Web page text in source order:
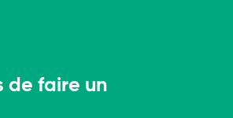
& RSE
de faire un